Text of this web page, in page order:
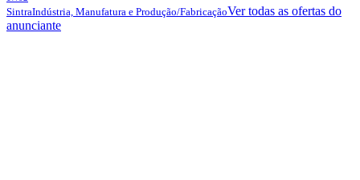
SintraIndústria, Manufatura e Produção/FabricaçãoVer todas as ofertas do
anunciante